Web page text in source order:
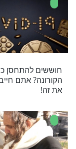
המדאיגה:
יצאו בהוראות